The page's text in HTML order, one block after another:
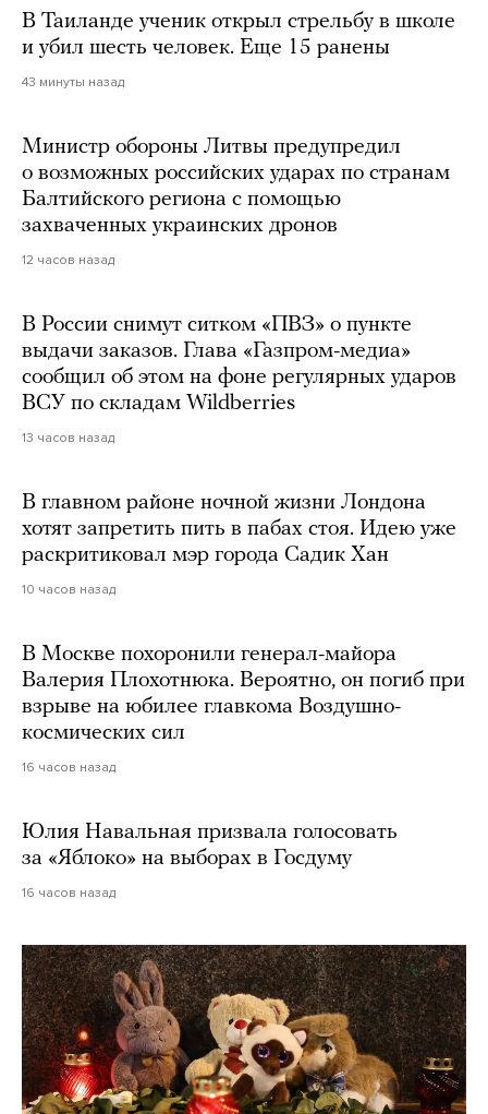
В Таиланде ученик открыл стрельбу в школе
и убил шесть человек. Еще 15 ранены
43 минуты назад
Министр обороны Литвы предупредил
о возможных российских ударах по странам
Балтийского региона с помощью
захваченных украинских дронов
12 часов назад
В России снимут ситком «ПВЗ» о пункте
выдачи заказов. Глава «Газпром-медиа»
сообщил об этом на фоне регулярных ударов
ВСУ по складам Wildberries
13 часов назад
В главном районе ночной жизни Лондона
хотят запретить пить в пабах стоя. Идею уже
раскритиковал мэр города Садик Хан
10 часов назад
В Москве похоронили генерал-майора
Валерия Плохотнюка. Вероятно, он погиб при
взрыве на юбилее главкома Воздушно-
космических сил
16 часов назад
Юлия Навальная призвала голосовать
за «Яблоко» на выборах в Госдуму
16 часов назад